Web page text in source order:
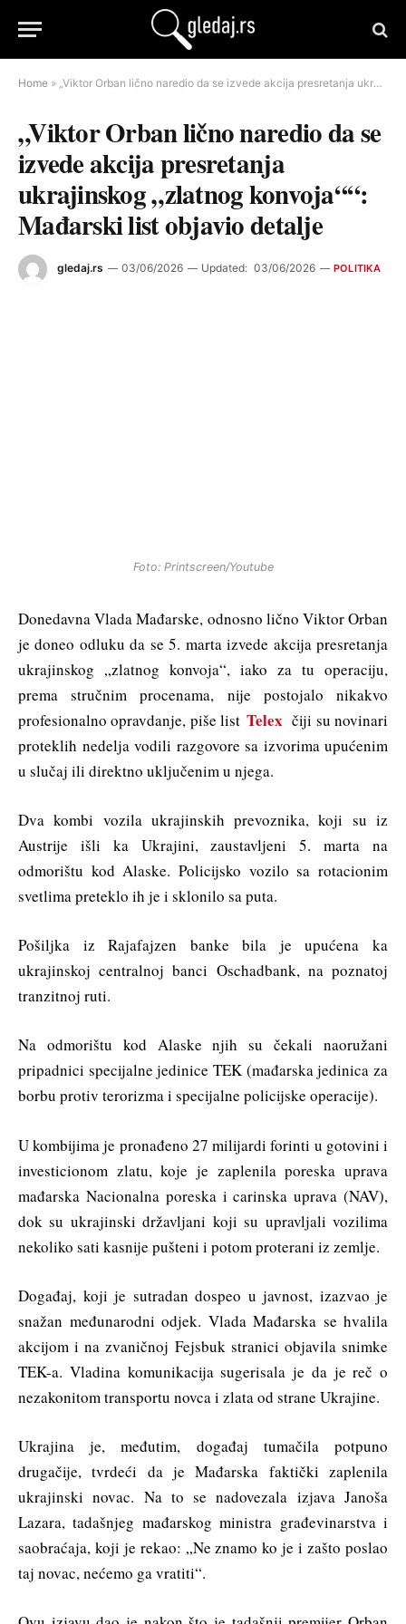
Home » „Viktor Orban lično naredio da se izvede akcija presretanja ukrajinskog „zlatnog konvoja““: Mađarski list objavio detalje
„Viktor Orban lično naredio da se
izvede akcija presretanja
ukrajinskog „zlatnog konvoja““:
Mađarski list objavio detalje
gledaj.rs 03/06/2026 Updated: 03/06/2026 POLITIKA
Foto: Printscreen/Youtube
Donedavna Vlada Mađarske, odnosno lično Viktor Orban
je doneo odluku da se 5. marta izvede akcija presretanja
ukrajinskog „zlatnog konvoja“, iako za tu operaciju,
prema stručnim procenama, nije postojalo nikakvo
profesionalno opravdanje, piše list Telexčiji su novinari
proteklih nedelja vodili razgovore sa izvorima upućenim
u slučaj ili direktno uključenim u njega.
Dva kombi vozila ukrajinskih prevoznika, koji su iz
Austrije išli ka Ukrajini, zaustavljeni 5. marta na
odmorištu kod Alaske. Policijsko vozilo sa rotacionim
svetlima preteklo ih je i sklonilo sa puta.
Pošiljka iz Rajafajzen banke bila je upućena ka
ukrajinskoj centralnoj banci Oschadbank, na poznatoj
tranzitnoj ruti.
Na odmorištu kod Alaske njih su čekali naoružani
pripadnici specijalne jedinice TEK (mađarska jedinica za
borbu protiv terorizma i specijalne policijske operacije).
U kombijima je pronađeno 27 milijardi forinti u gotovini i
investicionom zlatu, koje je zaplenila poreska uprava
mađarska Nacionalna poreska i carinska uprava (NAV),
dok su ukrajinski državljani koji su upravljali vozilima
nekoliko sati kasnije pušteni i potom proterani iz zemlje.
Događaj, koji je sutradan dospeo u javnost, izazvao je
snažan međunarodni odjek. Vlada Mađarska se hvalila
akcijom i na zvaničnoj Fejsbuk stranici objavila snimke
TEK-a. Vladina komunikacija sugerisala je da je reč o
nezakonitom transportu novca i zlata od strane Ukrajine.
Ukrajina je, međutim, događaj tumačila potpuno
drugačije, tvrdeći da je Mađarska faktički zaplenila
ukrajinski novac. Na to se nadovezala izjava Janoša
Lazara, tadašnjeg mađarskog ministra građevinarstva i
saobraćaja, koji je rekao: „Ne znamo ko je i zašto poslao
taj novac, nećemo ga vratiti“.